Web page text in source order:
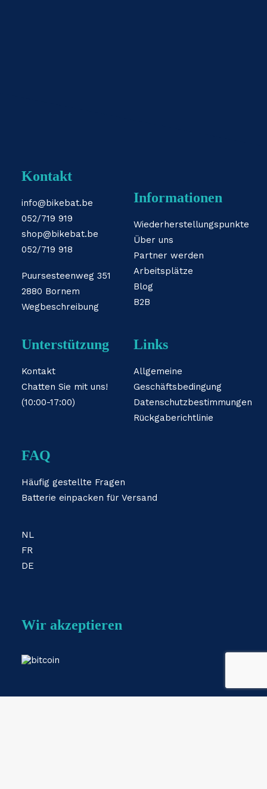
Kontakt
info@bikebat.be
052/719 919
shop@bikebat.be
052/719 918
Puursesteenweg 351
2880 Bornem
Wegbeschreibung
Informationen
Wiederherstellungspunkte
Über uns
Partner werden
Arbeitsplätze
Blog
B2B
Unterstützung
Kontakt
Chatten Sie mit uns!
(10:00-17:00)
Links
Allgemeine
Geschäftsbedingung
Datenschutzbestimmungen
Rückgaberichtlinie
FAQ
Häufig gestellte Fragen
Batterie einpacken für Versand
NL
FR
DE
Wir akzeptieren